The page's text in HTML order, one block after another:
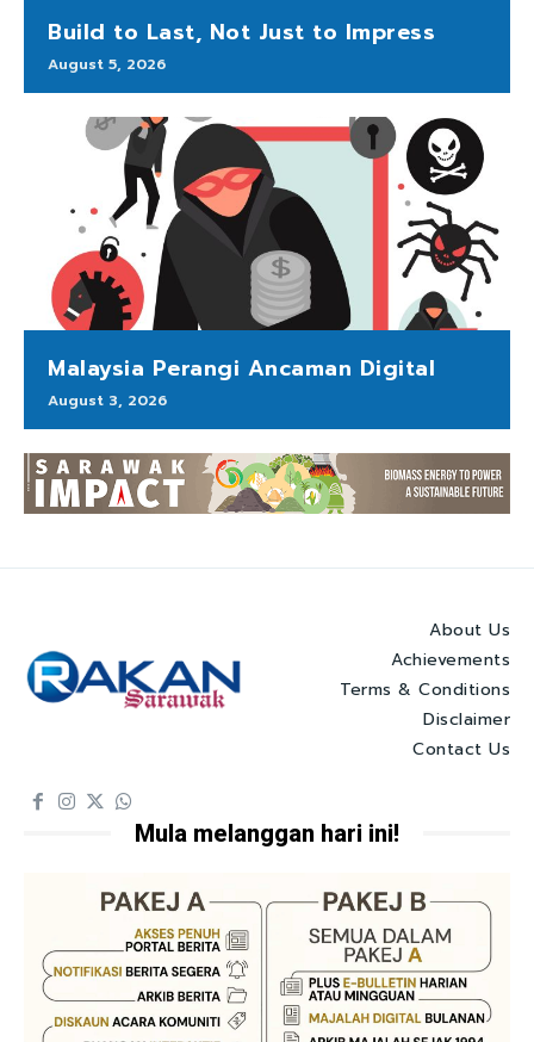
Build to Last, Not Just to Impress
August 5, 2026
Malaysia Perangi Ancaman Digital
August 3, 2026
About Us
Achievements
Terms & Conditions
Disclaimer
Contact Us
Mula melanggan hari ini!